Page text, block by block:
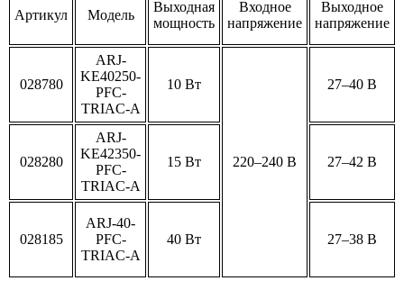
Артикул Модель
Выходная
мощность
Входное
напряжение
Выходное
напряжение
028780
ARJ-
KE40250-
PFC-
TRIAC-A
10 Вт
220–240 В
27–40 В
028280
ARJ-
KE42350-
PFC-
TRIAC-A
15 Вт 27–42 В
028185
ARJ-40-
PFC-
TRIAC-A
40 Вт 27–38 В